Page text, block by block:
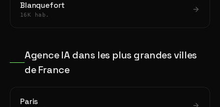
Blanquefort
16K hab.
Agence IA dans les plus grandes villes
de France
Paris